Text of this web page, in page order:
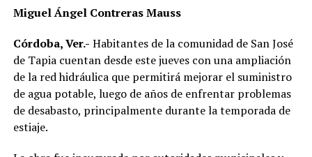
También participaron Lisset Dalila Rojas Moreno,
Virginia Medorio Trujillo, presidenta de la Asociación
Emprender el Vuelo.
El diálogo permitió poner sobre la mesa la importancia
de fortalecer la participación de las mujeres en los
espacios públicos y comunitarios, además de generar
Miguel Ángel Contreras Mauss
Córdoba, Ver.- Habitantes de la comunidad de San José
de Tapia cuentan desde este jueves con una ampliación
de la red hidráulica que permitirá mejorar el suministro
de agua potable, luego de años de enfrentar problemas
de desabasto, principalmente durante la temporada de
estiaje.